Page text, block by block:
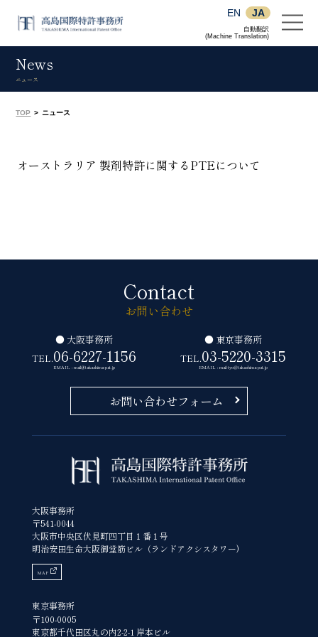
EN JA
自動翻訳
(Machine Translation)
News
ニュース
TOP > ニュース
オーストラリア 製剤特許に関するPTEについて
Contact
お問い合わせ
● 大阪事務所
TEL.06-6227-1156
EMAIL : mail@takashima-pat.jp
● 東京事務所
TEL.03-5220-3315
EMAIL : mail-tyo@takashima-pat.jp
お問い合わせフォーム
大阪事務所
〒541-0044
大阪市中央区伏見町四丁目１番１号
明治安田生命大阪御堂筋ビル（ランドアクシスタワー)
MAP
東京事務所
〒100-0005
東京都千代田区丸の内2-2-1 岸本ビル